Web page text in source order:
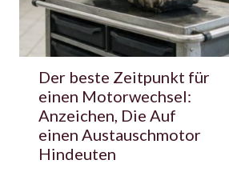
Der beste Zeitpunkt für
einen Motorwechsel:
Anzeichen, Die Auf
einen Austauschmotor
Hindeuten